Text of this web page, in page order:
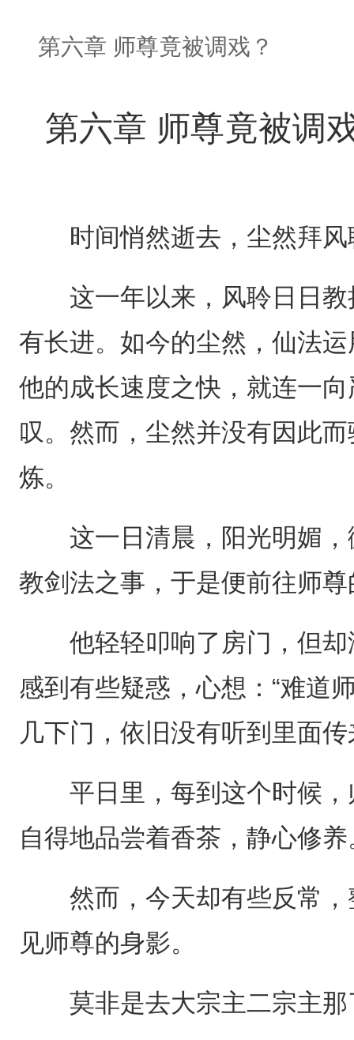
第六章 师尊竟被调戏？
第六章 师尊竟被调
时间悄然逝去，尘然拜风
这一年以来，风聆日日教
有长进。如今的尘然，仙法
他的成长速度之快，就连一
叹。然而，尘然并没有因此
炼。
这一日清晨，阳光明媚，
教剑法之事，于是便前往师
他轻轻叩响了房门，但却
感到有些疑惑，心想：“难道
几下门，依旧没有听到里面
平日里，每到这个时候，
自得地品尝着香茶，静心修养
然而，今天却有些反常，
见师尊的身影。
莫非是去大宗主二宗主那